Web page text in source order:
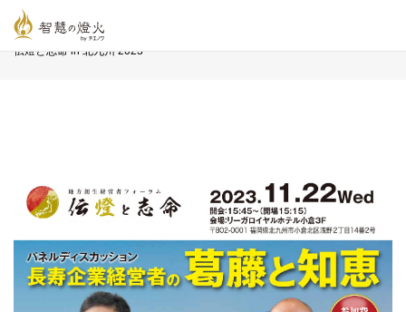
智慧の燈火オンライン
伝燈と志命 in 北九州 2023